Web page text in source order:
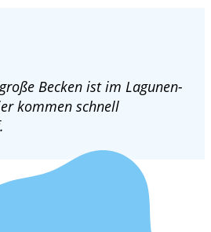
Becken ist im Lagunen-
kommen schnell